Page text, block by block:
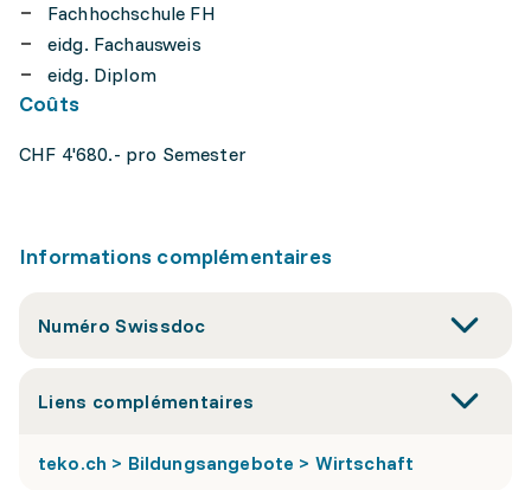
Fachhochschule FH
eidg. Fachausweis
eidg. Diplom
Coûts
CHF 4'680.- pro Semester
Informations complémentaires
Numéro Swissdoc
Liens complémentaires
teko.ch > Bildungsangebote > Wirtschaft